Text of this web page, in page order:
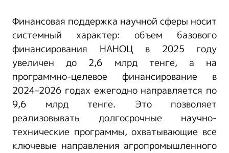
Финансовая поддержка научной сферы носит
системный характер: объем базового
финансирования НАНОЦ в 2025 году
увеличен до 2,6 млрд тенге, а на
программно-целевое финансирование в
2024–2026 годах ежегодно направляется по
9,6 млрд тенге. Это позволяет
реализовывать долгосрочные научно-
технические программы, охватывающие все
ключевые направления агропромышленного